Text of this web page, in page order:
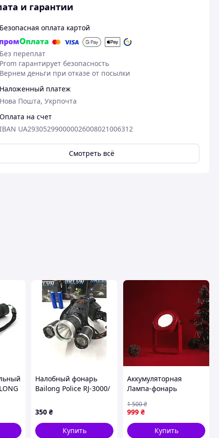
и гарантии
Безопасная оплата картой
Без переплат
Prom гарантирует безопасность
Вернем деньги при отказе от посылки
Наложенный платеж
Нова Пошта, Укрпочта
Оплата на счет
IBAN UA293052990000026008021006312
Смотреть всё
Налобный фонарь
Bailong Police RJ-3000/
T6X2/18650) (120)
350 ₴
Купить
Аккумуляторная
Лампа-фонарь
Красный
999 ₴
1 500₴
Купить